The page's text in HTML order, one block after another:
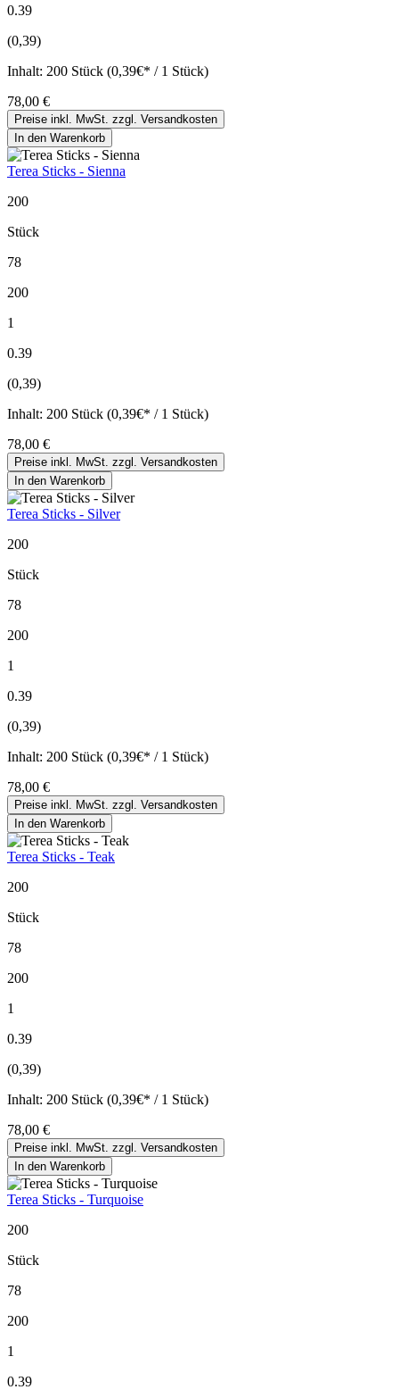
0.39
(0,39)
Inhalt: 200 Stück (0,39€* / 1 Stück)
78,00 €
Preise inkl. MwSt. zzgl. Versandkosten
In den Warenkorb
Terea Sticks - Sienna
200
Stück
78
200
1
0.39
(0,39)
Inhalt: 200 Stück (0,39€* / 1 Stück)
78,00 €
Preise inkl. MwSt. zzgl. Versandkosten
In den Warenkorb
Terea Sticks - Silver
200
Stück
78
200
1
0.39
(0,39)
Inhalt: 200 Stück (0,39€* / 1 Stück)
78,00 €
Preise inkl. MwSt. zzgl. Versandkosten
In den Warenkorb
Terea Sticks - Teak
200
Stück
78
200
1
0.39
(0,39)
Inhalt: 200 Stück (0,39€* / 1 Stück)
78,00 €
Preise inkl. MwSt. zzgl. Versandkosten
In den Warenkorb
Terea Sticks - Turquoise
200
Stück
78
200
1
0.39